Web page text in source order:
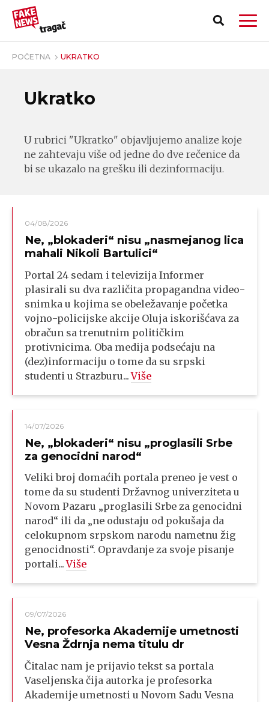
PRIJAVI LAŽNU VEST!
POČETNA UKRATKO
Ukratko
U rubrici "Ukratko" objavljujemo analize koje
ne zahtevaju više od jedne do dve rečenice da
bi se ukazalo na grešku ili dezinformaciju.
04/08/2026
Ne, „blokaderi“ nisu „nasmejanog lica
mahali Nikoli Bartulici“
Portal 24 sedam i televizija Informer
plasirali su dva različita propagandna video-
snimka u kojima se obeležavanje početka
vojno-policijske akcije Oluja iskorišćava za
obračun sa trenutnim političkim
protivnicima. Oba medija podsećaju na
(dez)informaciju o tome da su srpski
studenti u Strazburu... Više
14/07/2026
Ne, „blokaderi“ nisu „proglasili Srbe
za genocidni narod“
Veliki broj domaćih portala preneo je vest o
tome da su studenti Državnog univerziteta u
Novom Pazaru „proglasili Srbe za genocidni
narod“ ili da „ne odustaju od pokušaja da
celokupnom srpskom narodu nametnu žig
genocidnosti“. Opravdanje za svoje pisanje
portali... Više
09/07/2026
Ne, profesorka Akademije umetnosti
Vesna Ždrnja nema titulu dr
Čitalac nam je prijavio tekst sa portala
Vaseljenska čija autorka je profesorka
Akademije umetnosti u Novom Sadu Vesna